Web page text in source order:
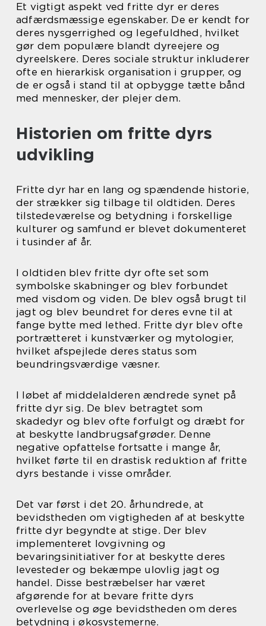
Et vigtigt aspekt ved fritte dyr er deres
adfærdsmæssige egenskaber. De er kendt for
deres nysgerrighed og legefuldhed, hvilket
gør dem populære blandt dyreejere og
dyreelskere. Deres sociale struktur inkluderer
ofte en hierarkisk organisation i grupper, og
de er også i stand til at opbygge tætte bånd
med mennesker, der plejer dem.
Historien om fritte dyrs
udvikling
Fritte dyr har en lang og spændende historie,
der strækker sig tilbage til oldtiden. Deres
tilstedeværelse og betydning i forskellige
kulturer og samfund er blevet dokumenteret
i tusinder af år.
I oldtiden blev fritte dyr ofte set som
symbolske skabninger og blev forbundet
med visdom og viden. De blev også brugt til
jagt og blev beundret for deres evne til at
fange bytte med lethed. Fritte dyr blev ofte
portrætteret i kunstværker og mytologier,
hvilket afspejlede deres status som
beundringsværdige væsner.
I løbet af middelalderen ændrede synet på
fritte dyr sig. De blev betragtet som
skadedyr og blev ofte forfulgt og dræbt for
at beskytte landbrugsafgrøder. Denne
negative opfattelse fortsatte i mange år,
hvilket førte til en drastisk reduktion af fritte
dyrs bestande i visse områder.
Det var først i det 20. århundrede, at
bevidstheden om vigtigheden af at beskytte
fritte dyr begyndte at stige. Der blev
implementeret lovgivning og
bevaringsinitiativer for at beskytte deres
levesteder og bekæmpe ulovlig jagt og
handel. Disse bestræbelser har været
afgørende for at bevare fritte dyrs
overlevelse og øge bevidstheden om deres
betydning i økosystemerne.